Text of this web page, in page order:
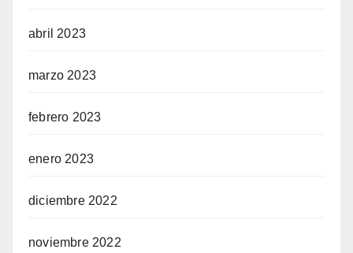
abril 2023
marzo 2023
febrero 2023
enero 2023
diciembre 2022
noviembre 2022